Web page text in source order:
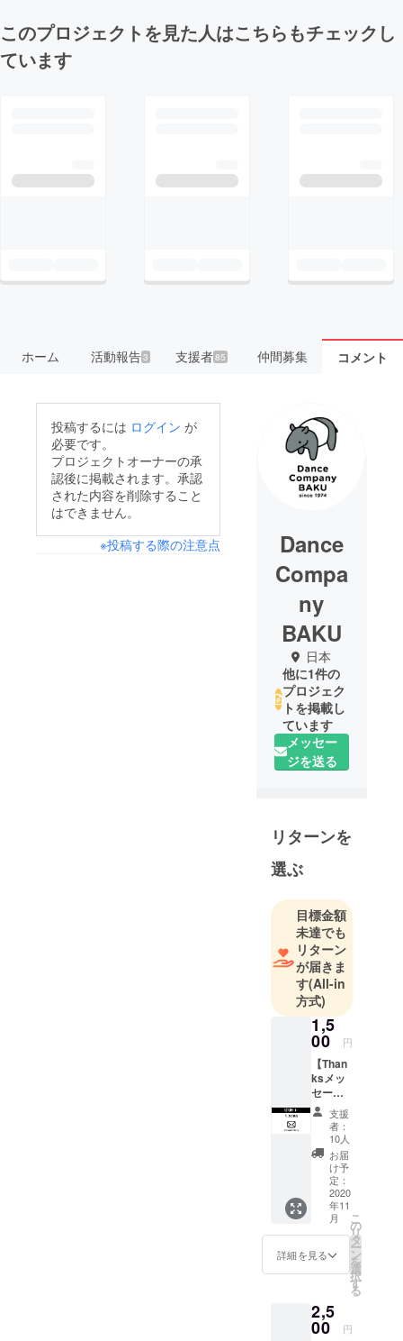
このプロジェクトを見た人はこちらもチェックし
ています
ホーム 活動報告3 支援者85 仲間募集 コメント
投稿するには ログイン が
必要です。
プロジェクトオーナーの承
認後に掲載されます。承認
された内容を削除すること
はできません。
※投稿する際の注意点
Dance
Compa
ny
BAKU
日本
他に1件の
プロジェク
トを掲載し
ています
メッセー
ジを送る
リターンを
選ぶ
目標金額
未達でも
リターン
が届きま
す(All-in
方式)
1,5
00 円
【Than
ksメッ
セー
ジ】 ご
支援い
ただい
た方へ
感謝を
込め
て、ダ
ンサー
からの
Thanks
メッ
セージ
支援
者：
10人
お届
け予
定：
2020
年11
月
詳細を見る
こ
の
リ
タ
ー
ン
を
選
択
す
る
2,5
00 円